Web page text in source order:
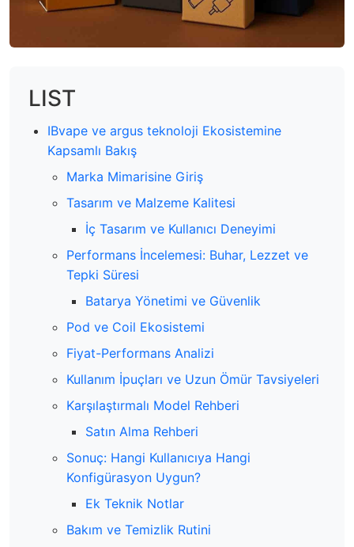
LIST
IBvape ve argus teknoloji Ekosistemine
Kapsamlı Bakış
Marka Mimarisine Giriş
Tasarım ve Malzeme Kalitesi
İç Tasarım ve Kullanıcı Deneyimi
Performans İncelemesi: Buhar, Lezzet ve
Tepki Süresi
Batarya Yönetimi ve Güvenlik
Pod ve Coil Ekosistemi
Fiyat-Performans Analizi
Kullanım İpuçları ve Uzun Ömür Tavsiyeleri
Karşılaştırmalı Model Rehberi
Satın Alma Rehberi
Sonuç: Hangi Kullanıcıya Hangi
Konfigürasyon Uygun?
Ek Teknik Notlar
Bakım ve Temizlik Rutini